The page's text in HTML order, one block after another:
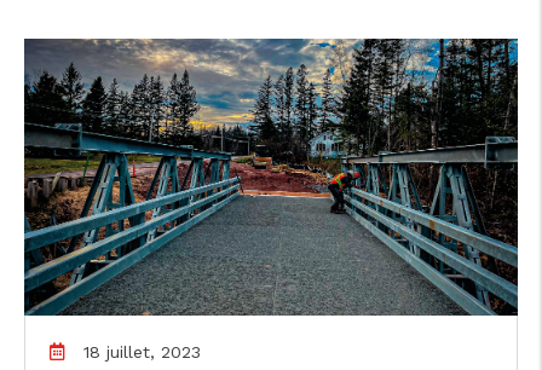
18 juillet, 2023